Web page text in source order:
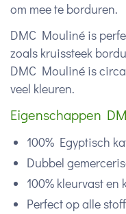
om mee te borduren.
DMC Mouliné is
zoals kruissteek
DMC Mouliné is
veel kleuren.
Eigenschappen
100% Egyptisch
Dubbel
100% kleurvast en
Perfect op alle